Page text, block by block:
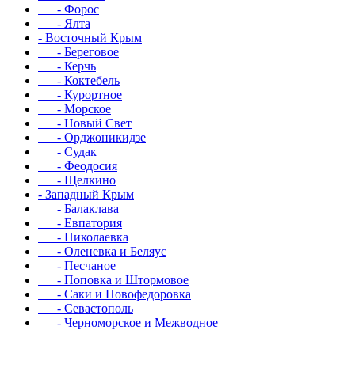
- Форос
- Ялта
- Восточный Крым
- Береговое
- Керчь
- Коктебель
- Курортное
- Морское
- Новый Свет
- Орджоникидзе
- Судак
- Феодосия
- Щелкино
- Западный Крым
- Балаклава
- Евпатория
- Николаевка
- Оленевка и Беляус
- Песчаное
- Поповка и Штормовое
- Саки и Новофедоровка
- Севастополь
- Черноморское и Межводное